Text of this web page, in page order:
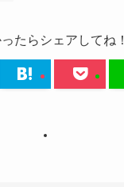
たらシェアしてね！